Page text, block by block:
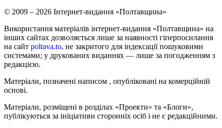
© 2009 – 2026 Інтернет-видання «Полтавщина»
Використання матеріалів інтернет-видання «Полтавщина» на
інших сайтах дозволяється лише за наявності гіперпосилання
на сайт poltava.to, не закритого для індексації пошуковими
системами; у друкованих виданнях — лише за погодженням з
редакцією.
Матеріали, позначені написом , опубліковані на комерційній
основі.
Матеріали, розміщені в розділах «Проекти» та «Блоги»,
публікуються за ініціативи сторонніх осіб і не є редакційними.